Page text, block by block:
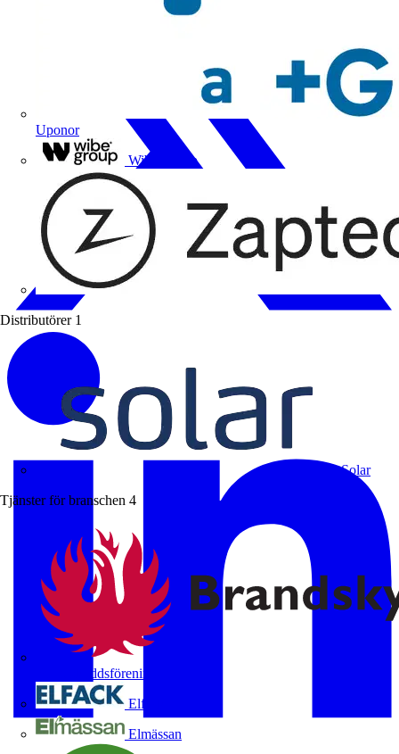
Uponor
Wibe Group
Distributörer 1
Solar
Tjänster för branschen 4
Brandskyddsföreningen
Elfack
Elmässan